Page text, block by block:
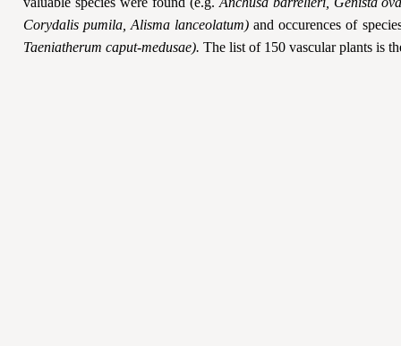
Corydalis pumila, Alisma lanceolatum)and occurences of
Taeniatherum caput-medusae). The list of 150 vascular plants is